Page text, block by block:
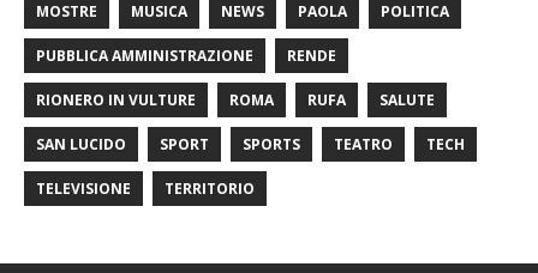
MOSTRE MUSICA NEWS PAOLA POLITICA
PUBBLICA AMMINISTRAZIONE RENDE
RIONERO IN VULTURE ROMA RUFA SALUTE
SAN LUCIDO SPORT SPORTS TEATRO TECH
TELEVISIONE TERRITORIO